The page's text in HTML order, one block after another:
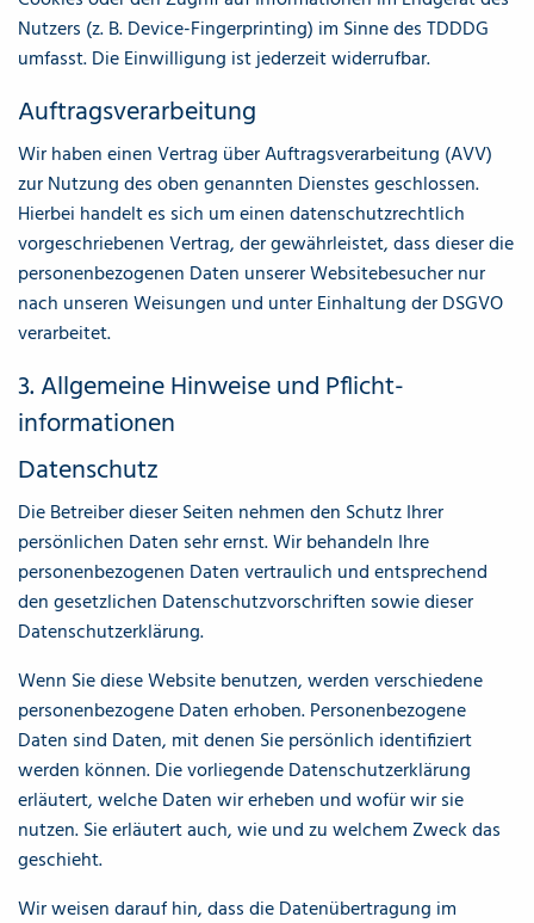
Nutzers (z. B. Device-Fingerprinting) im Sinne des TDDDG
umfasst. Die Einwilligung ist jederzeit widerrufbar.
Auftragsverarbeitung
Wir haben einen Vertrag über Auftragsverarbeitung (AVV)
zur Nutzung des oben genannten Dienstes geschlossen.
Hierbei handelt es sich um einen datenschutzrechtlich
vorgeschriebenen Vertrag, der gewährleistet, dass dieser die
personenbezogenen Daten unserer Websitebesucher nur
nach unseren Weisungen und unter Einhaltung der DSGVO
verarbeitet.
3. Allgemeine Hinweise und Pflicht­
informationen
Datenschutz
Die Betreiber dieser Seiten nehmen den Schutz Ihrer
persönlichen Daten sehr ernst. Wir behandeln Ihre
personenbezogenen Daten vertraulich und entsprechend
den gesetzlichen Datenschutzvorschriften sowie dieser
Datenschutzerklärung.
Wenn Sie diese Website benutzen, werden verschiedene
personenbezogene Daten erhoben. Personenbezogene
Daten sind Daten, mit denen Sie persönlich identifiziert
werden können. Die vorliegende Datenschutzerklärung
erläutert, welche Daten wir erheben und wofür wir sie
nutzen. Sie erläutert auch, wie und zu welchem Zweck das
geschieht.
Wir weisen darauf hin, dass die Datenübertragung im